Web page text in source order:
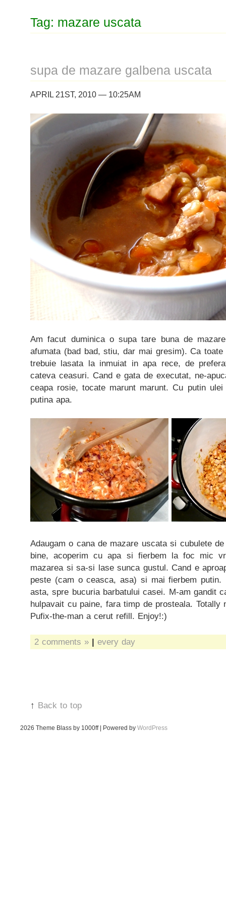
Tag: mazare uscata
supa de mazare galbena uscata
APRIL 21ST, 2010 — 10:25AM
Am facut duminica o supa tare buna de
afumata (bad bad, stiu, dar mai gresim). Ca
trebuie lasata la inmuiat in apa rece, de
cateva ceasuri. Cand e gata de executat, ne-
ceapa rosie, tocate marunt marunt. Cu putin
putina apa.
Adaugam o cana de mazare uscata si cubulete
bine, acoperim cu apa si fierbem la foc mic
mazarea si sa-si lase sunca gustul. Cand e
peste (cam o ceasca, asa) si mai fierbem putin.
asta, spre bucuria barbatului casei. M-am gandit
hulpavait cu paine, fara timp de prosteala.
Pufix-the-man a cerut refill. Enjoy!:)
2 comments » | every day
↑ Back to top
2026 Theme Blass by 1000ff | Powered by WordPress